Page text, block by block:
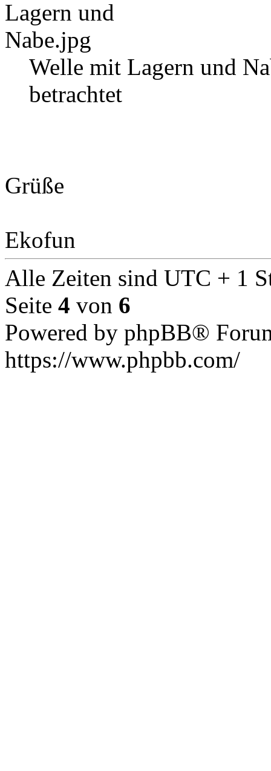
Welle mit Lagern und
betrachtet
Grüße
Ekofun
Alle Zeiten sind UTC + 1
Seite 4 von 6
Powered by phpBB®
https://www.phpbb.com/